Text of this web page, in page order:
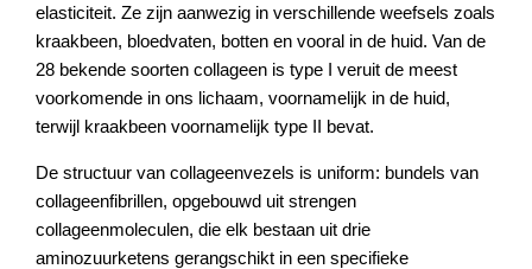
elasticiteit. Ze zijn aanwezig in verschillende weefsels zoals
kraakbeen, bloedvaten, botten en vooral in de huid. Van de
28 bekende soorten collageen is type I veruit de meest
voorkomende in ons lichaam, voornamelijk in de huid,
terwijl kraakbeen voornamelijk type II bevat.
De structuur van collageenvezels is uniform: bundels van
collageenfibrillen, opgebouwd uit strengen
collageenmoleculen, die elk bestaan uit drie
aminozuurketens gerangschikt in een specifieke